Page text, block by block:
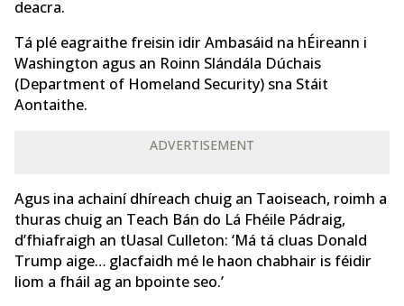
deacra.
Tá plé eagraithe freisin idir Ambasáid na hÉireann i
Washington agus an Roinn Slándála Dúchais
(Department of Homeland Security) sna Stáit
Aontaithe.
ADVERTISEMENT
Agus ina achainí dhíreach chuig an Taoiseach, roimh a
thuras chuig an Teach Bán do Lá Fhéile Pádraig,
d’fhiafraigh an tUasal Culleton: ‘Má tá cluas Donald
Trump aige… glacfaidh mé le haon chabhair is féidir
liom a fháil ag an bpointe seo.’